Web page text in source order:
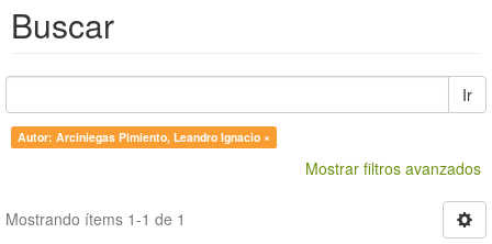
Buscar
Ir
Autor: Arciniegas Pimiento, Leandro Ignacio ×
Mostrar filtros avanzados
Mostrando ítems 1-1 de 1